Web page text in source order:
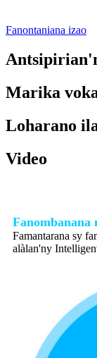
Fanontaniana izao
Marika
Loharano
Video
Fanombanana
Famantarana sy
alàlan'ny